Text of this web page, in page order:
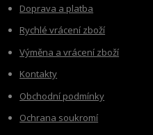
Doprava a platba
Rychlé vrácení zboží
Výměna a vrácení zboží
Kontakty
Obchodní podmínky
Ochrana soukromí